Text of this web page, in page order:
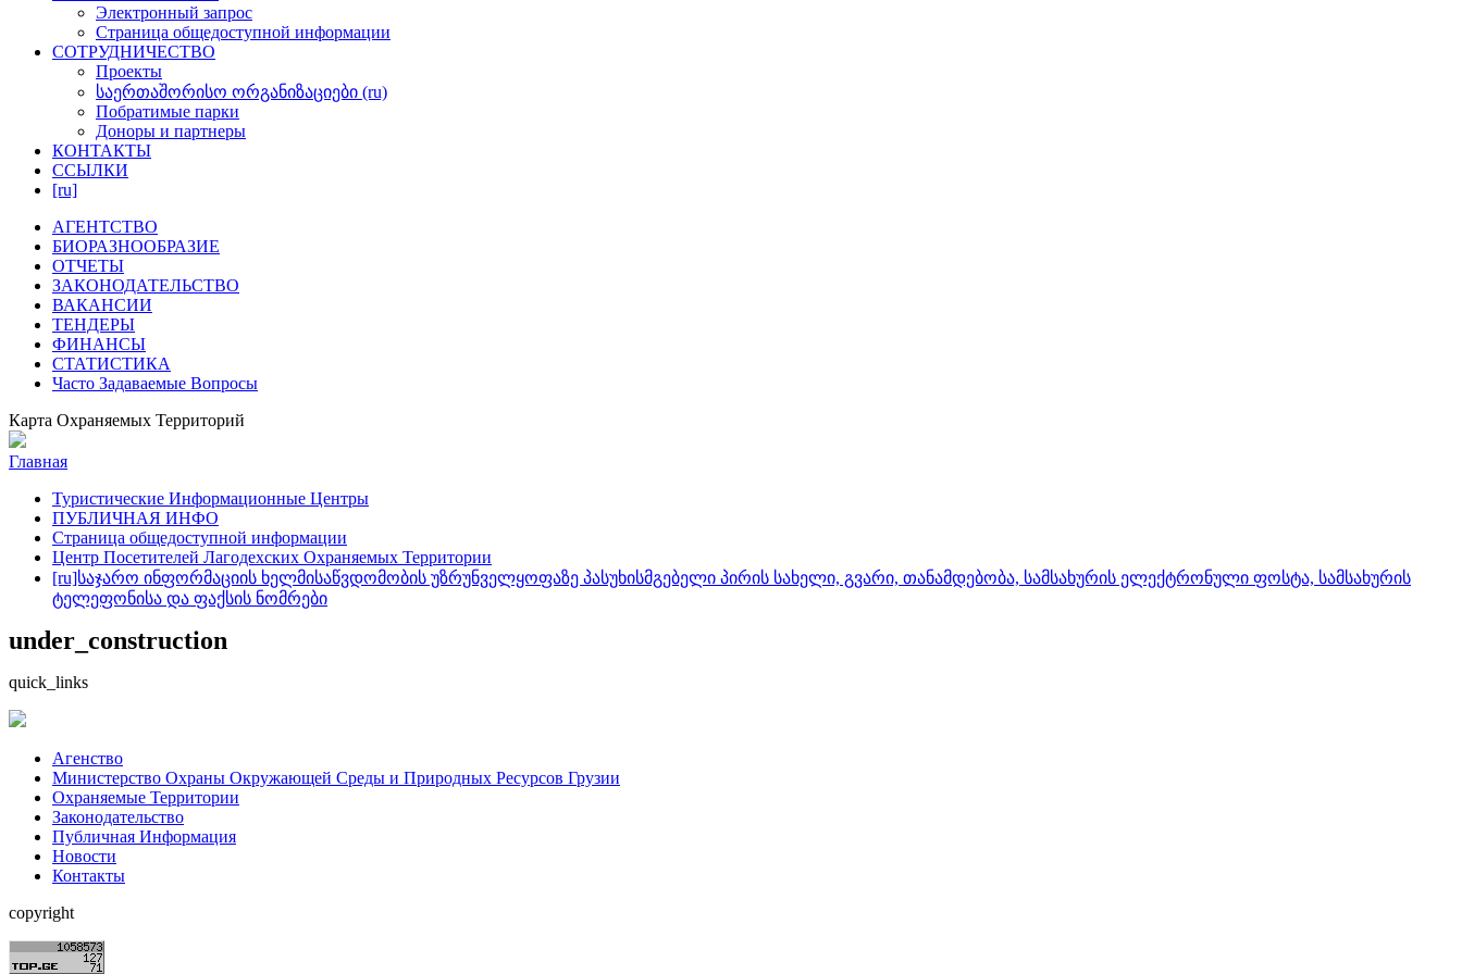
Электронный запрос
Cтраница общедоступнoй информации
СОТРУДНИЧЕСТВО
Проекты
საერთაშორისო ორგანიზაციები (ru)
Побратимые парки
Доноры и партнеры
КОНТАКТЫ
ССЫЛКИ
[ru]
АГЕНТСТВО
БИОРАЗНООБРАЗИЕ
ОТЧЕТЫ
ЗАКОНОДАТЕЛЬСТВО
ВАКАНСИИ
ТЕНДЕРЫ
ФИНАНСЫ
СТАТИСТИКА
Часто Задаваемые Вопросы
Карта Охраняемых Территорий
Главная
Туристические Информационные Центры
ПУБЛИЧНАЯ ИНФО
Cтраница общедоступнoй информации
Центр Посетителей Лагодехских Охраняемых Территории
[ru]საჯარო ინფორმაციის ხელმისაწვდომობის უზრუნველყოფაზე პასუხისმგებელი პირის სახელი, გვარი, თანამდებობა, სამსახურის ელექტრონული ფოსტა, სამსახურის
ტელეფონისა და ფაქსის ნომრები
under_construction
quick_links
Aгенство
Министерство Охраны Окружающей Среды и Природных Ресурсов Грузии
Охраняемые Территории
Законодательство
Публичная Информация
Hовости
Контакты
copyright